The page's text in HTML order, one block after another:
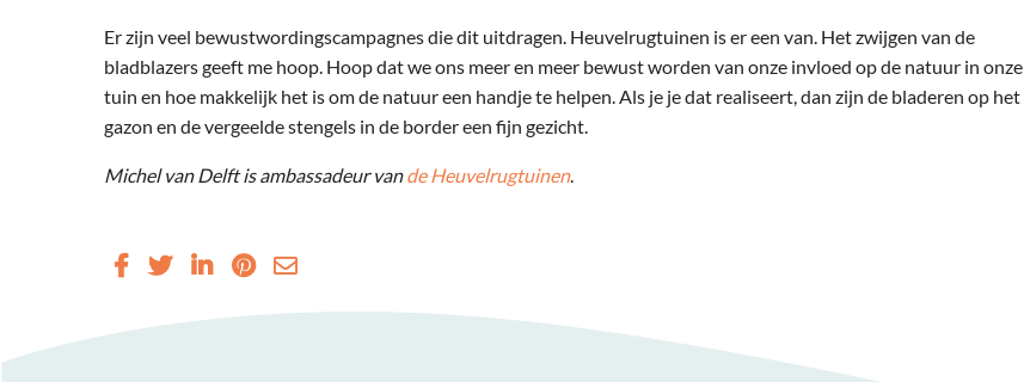
Er zijn veel bewustwordingscampagnes die dit uitdragen. Heuvelrugtuinen is er een van. Het zwijgen van de
bladblazers geeft me hoop. Hoop dat we ons meer en meer bewust worden van onze invloed op de natuur in onze
tuin en hoe makkelijk het is om de natuur een handje te helpen. Als je je dat realiseert, dan zijn de bladeren op het
gazon en de vergeelde stengels in de border een fijn gezicht.
Michel van Delft is ambassadeur vande Heuvelrugtuinen.